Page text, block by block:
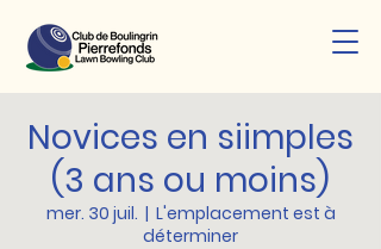
Novices en siimples
(3 ans ou moins)
mer. 30 juil.
  |
L'emplacement est à
déterminer